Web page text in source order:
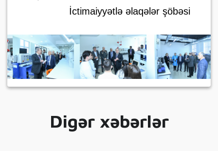
İctimaiyyətlə əlaqələr şöbəsi
Digər xəbərlər